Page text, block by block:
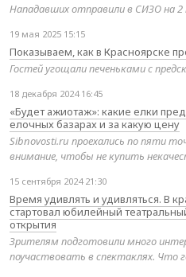
Нападавших отправили в СИЗО на 2
19 мая 2025 15:15
Показываем, как в Красноярске
Гостей угощали печеньками с
18 декабря 2024 16:45
«Будет ажиотаж»: какие елки
елочных базарах и за какую цену
Sibnovosti.ru проехались по пяти
внимание, чтобы не купить
15 сентября 2024 21:30
Время удивлять и удивляться. В
стартовал юбилейный
открытия
Зрителям подготовили много
поучаствовать в спектаклях.